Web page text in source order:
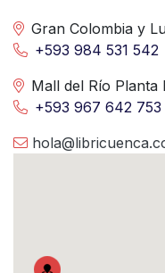
Gran Colombia y
+593 984 531 542
Mall del Río Planta
+593 967 642 753